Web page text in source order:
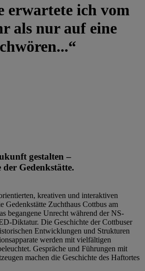
erwartete ich vom
als nur auf eine
gestalten –
Gedenkstätte.
kreativen und interaktiven
Gedenkstätte Zuchthaus Cottbus am
begangene Unrecht während der NS-
Diktatur. Die Geschichte der Cottbuser
Entwicklungen und Strukturen
werden mit vielfältigen
Gespräche und Führungen mit
machen die Geschichte des Haftortes